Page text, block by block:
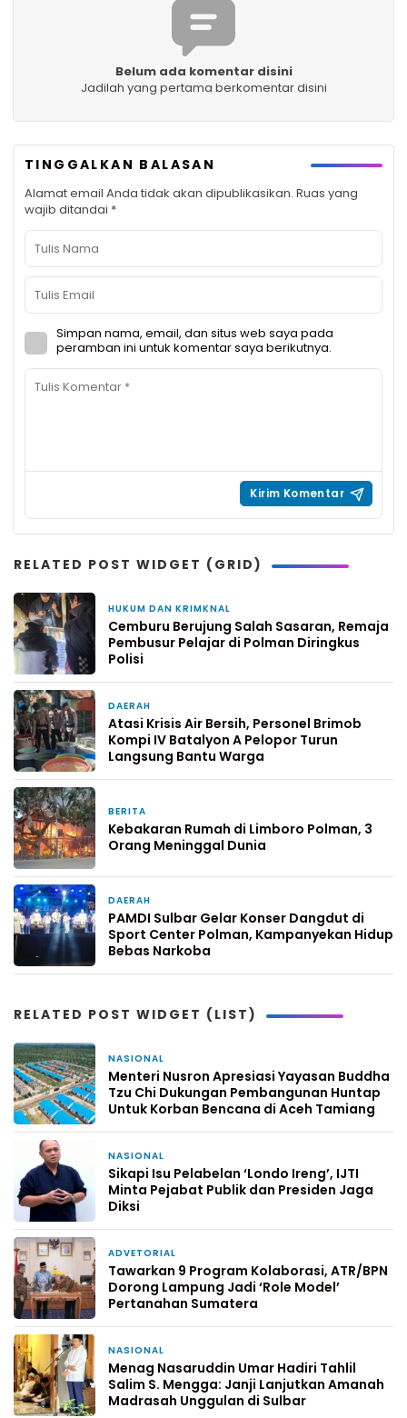
Belum ada komentar disini
Jadilah yang pertama berkomentar disini
TINGGALKAN BALASAN
Alamat email Anda tidak akan dipublikasikan. Ruas yang
wajib ditandai *
Simpan nama, email, dan situs web saya pada
peramban ini untuk komentar saya berikutnya.
RELATED POST WIDGET (GRID)
HUKUM DAN KRIMKNAL
Cemburu Berujung Salah Sasaran, Remaja
Pembusur Pelajar di Polman Diringkus
Polisi
DAERAH
Atasi Krisis Air Bersih, Personel Brimob
Kompi IV Batalyon A Pelopor Turun
Langsung Bantu Warga
BERITA
Kebakaran Rumah di Limboro Polman, 3
Orang Meninggal Dunia
DAERAH
PAMDI Sulbar Gelar Konser Dangdut di
Sport Center Polman, Kampanyekan Hidup
Bebas Narkoba
RELATED POST WIDGET (LIST)
NASIONAL
Menteri Nusron Apresiasi Yayasan Buddha
Tzu Chi Dukungan Pembangunan Huntap
Untuk Korban Bencana di Aceh Tamiang
NASIONAL
Sikapi Isu Pelabelan ‘Londo Ireng’, IJTI
Minta Pejabat Publik dan Presiden Jaga
Diksi
ADVETORIAL
Tawarkan 9 Program Kolaborasi, ATR/BPN
Dorong Lampung Jadi ‘Role Model’
Pertanahan Sumatera
NASIONAL
Menag Nasaruddin Umar Hadiri Tahlil
Salim S. Mengga: Janji Lanjutkan Amanah
Madrasah Unggulan di Sulbar